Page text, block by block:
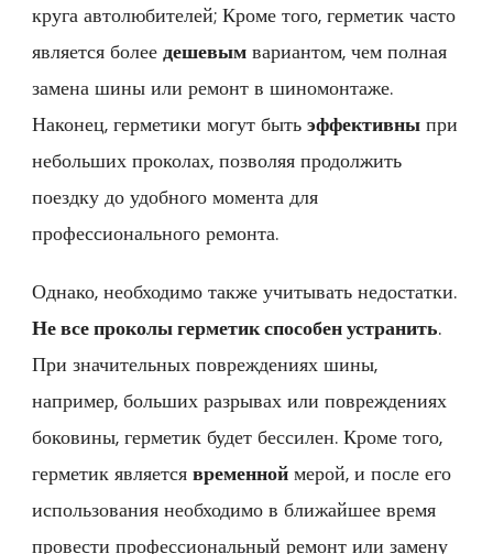
круга автолюбителей; Кроме того, герметик часто
является более дешевым вариантом, чем полная
замена шины или ремонт в шиномонтаже.
Наконец, герметики могут быть эффективны при
небольших проколах, позволяя продолжить
поездку до удобного момента для
профессионального ремонта.
Однако, необходимо также учитывать недостатки.
Не все проколы герметик способен устранить.
При значительных повреждениях шины,
например, больших разрывах или повреждениях
боковины, герметик будет бессилен. Кроме того,
герметик является временной мерой, и после его
использования необходимо в ближайшее время
провести профессиональный ремонт или замену